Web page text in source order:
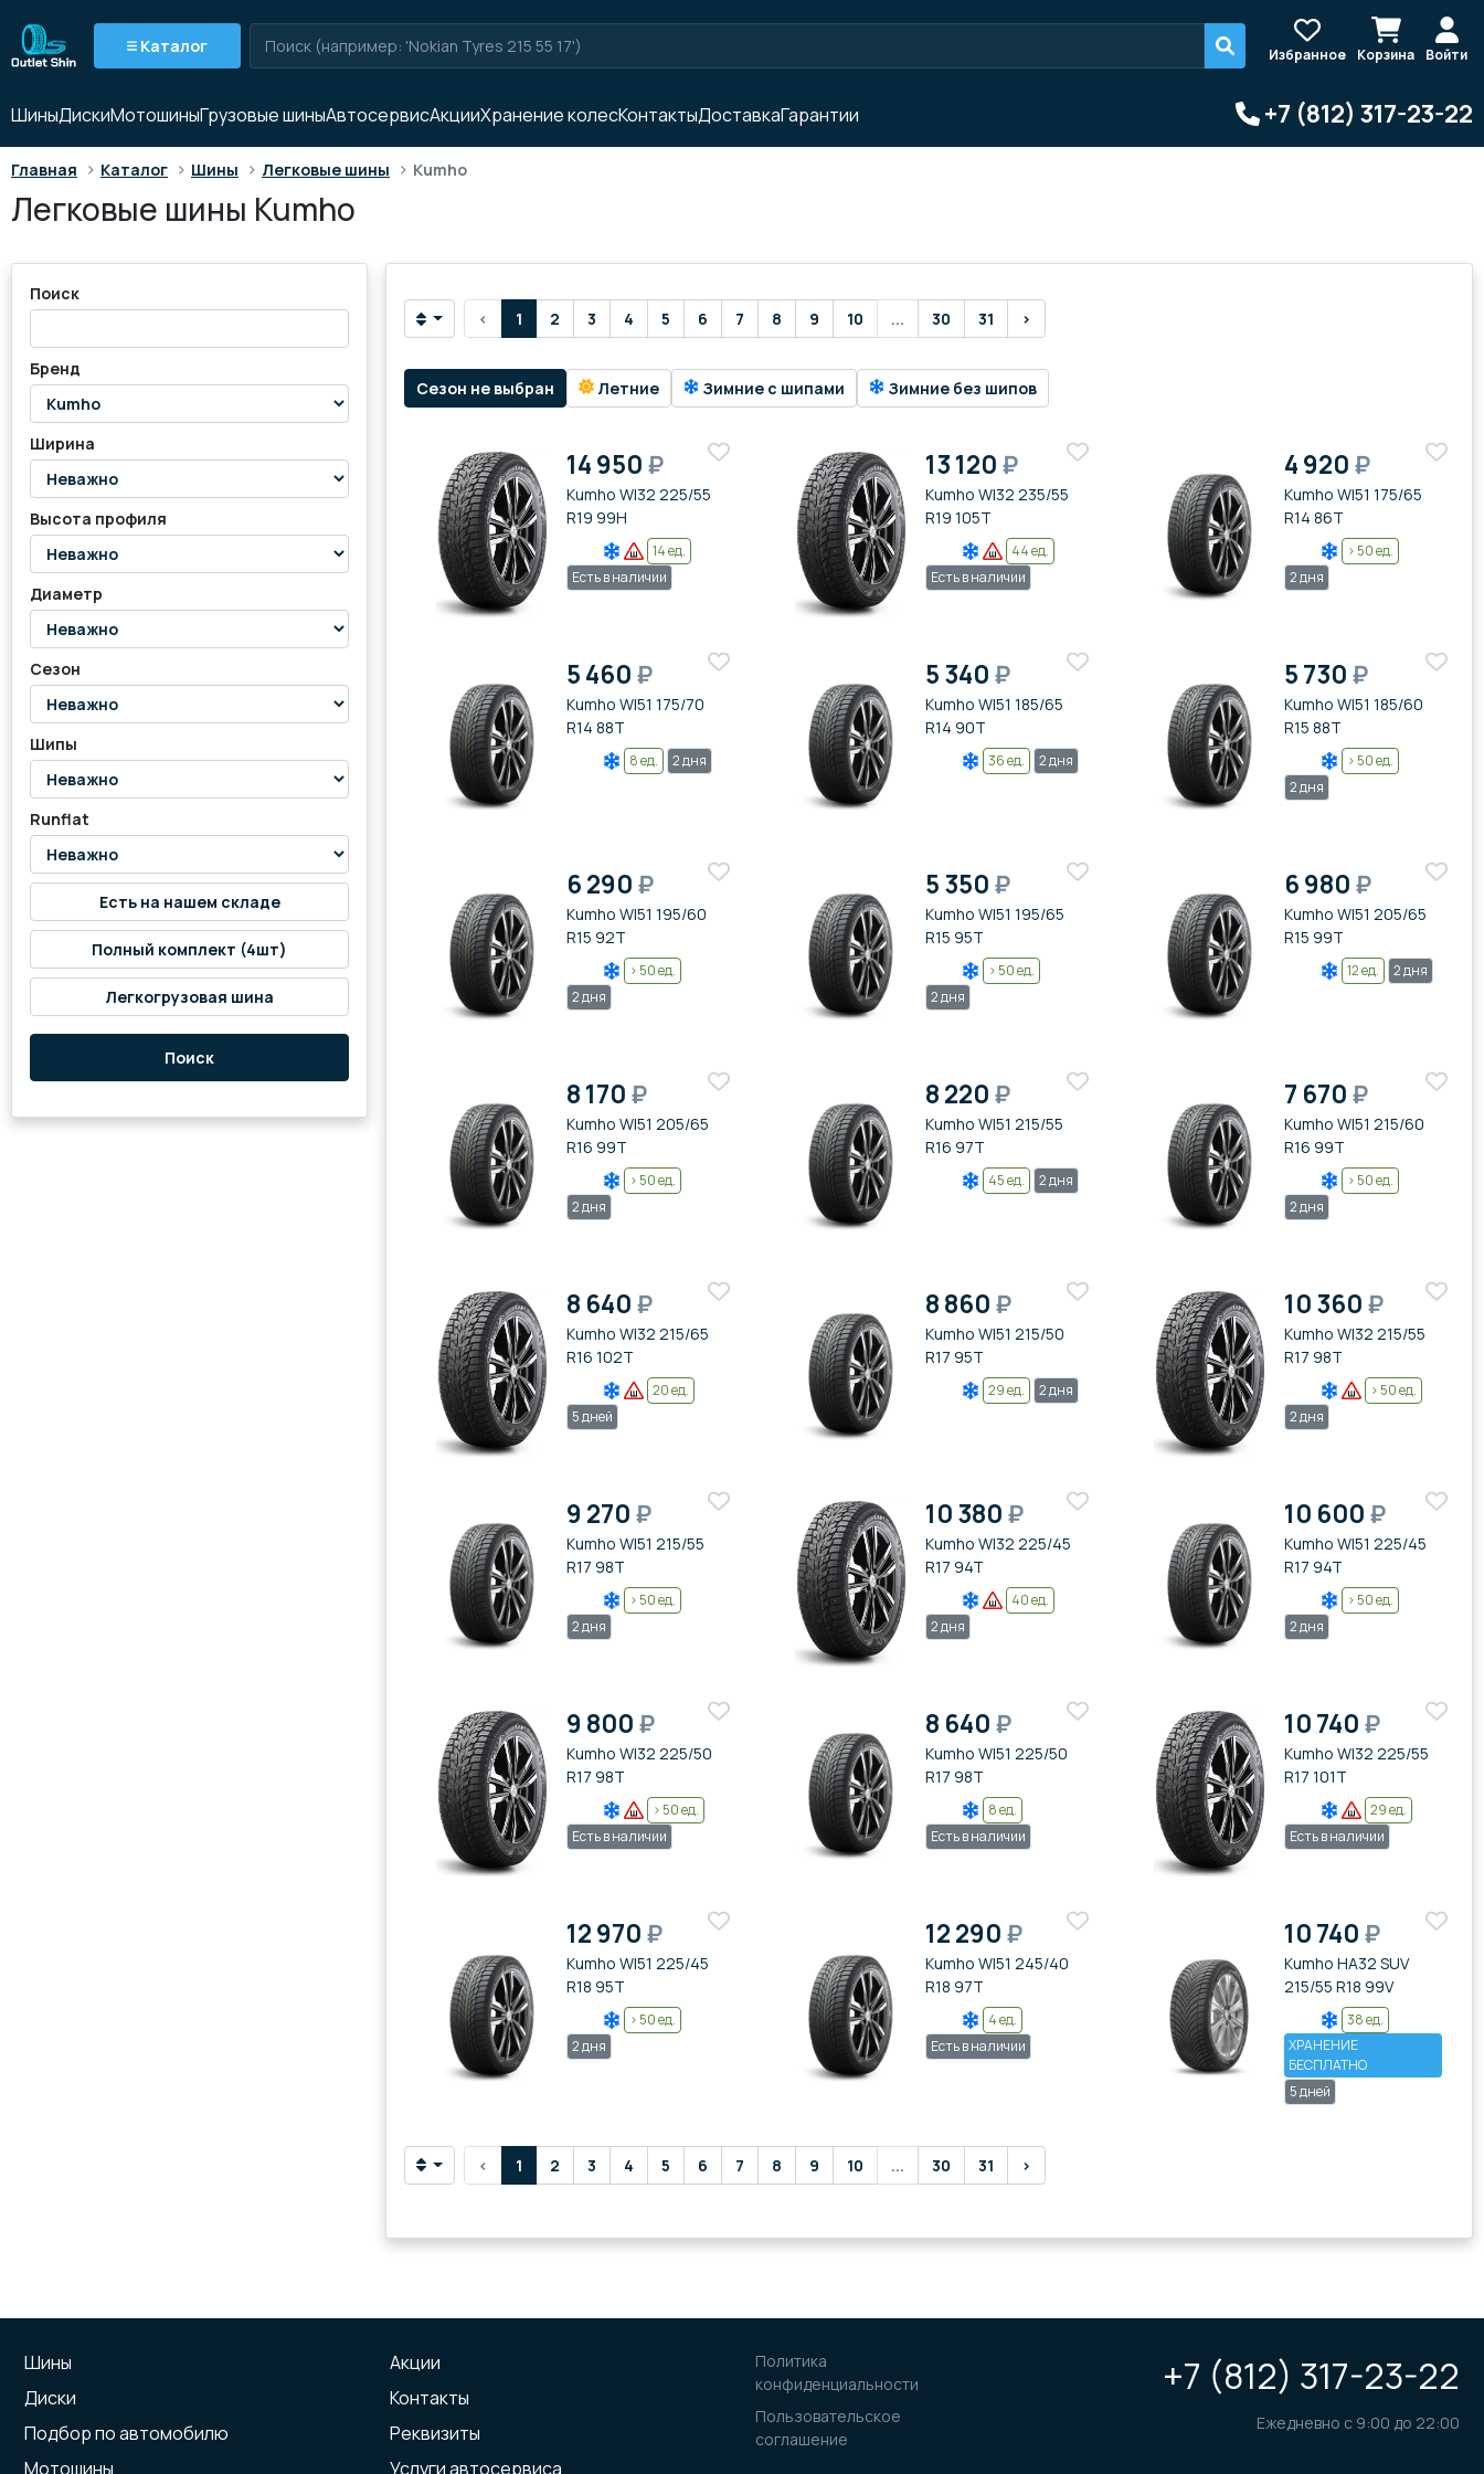
Каталог Избранное Корзина Войти
ШиныДискиМотошиныГрузовые шиныАвтосервисАкцииХранение колесКонтактыДоставкаГарантии +7 (812) 317-23-22
Главная > Каталог > Шины > Легковые шины > Kumho
Легковые шины Kumho
Поиск
Бренд
Ширина
Высота профиля
Диаметр
Сезон
Шипы
Runflat
Есть на нашем складе
Полный комплект (4шт)
Легкогрузовая шина
Поиск
‹ 1 2 3 4 5 6 7 8 9 10 ... 30 31 ›
Сезон не выбран Летние Зимние с шипами Зимние без шипов
14 950₽
Kumho WI32 225/55
R19 99H
14 ед.
Есть в наличии
13 120₽
Kumho WI32 235/55
R19 105T
44 ед.
Есть в наличии
4 920₽
Kumho WI51 175/65
R14 86T
> 50 ед.
2 дня
5 460₽
Kumho WI51 175/70
R14 88T
8 ед. 2 дня
5 340₽
Kumho WI51 185/65
R14 90T
36 ед. 2 дня
5 730₽
Kumho WI51 185/60
R15 88T
> 50 ед.
2 дня
6 290₽
Kumho WI51 195/60
R15 92T
> 50 ед.
2 дня
5 350₽
Kumho WI51 195/65
R15 95T
> 50 ед.
2 дня
6 980₽
Kumho WI51 205/65
R15 99T
12 ед. 2 дня
8 170₽
Kumho WI51 205/65
R16 99T
> 50 ед.
2 дня
8 220₽
Kumho WI51 215/55
R16 97T
45 ед. 2 дня
7 670₽
Kumho WI51 215/60
R16 99T
> 50 ед.
2 дня
8 640₽
Kumho WI32 215/65
R16 102T
20 ед.
5 дней
8 860₽
Kumho WI51 215/50
R17 95T
29 ед. 2 дня
10 360₽
Kumho WI32 215/55
R17 98T
> 50 ед.
2 дня
9 270₽
Kumho WI51 215/55
R17 98T
> 50 ед.
2 дня
10 380₽
Kumho WI32 225/45
R17 94T
40 ед.
2 дня
10 600₽
Kumho WI51 225/45
R17 94T
> 50 ед.
2 дня
9 800₽
Kumho WI32 225/50
R17 98T
> 50 ед.
Есть в наличии
8 640₽
Kumho WI51 225/50
R17 98T
8 ед.
Есть в наличии
10 740₽
Kumho WI32 225/55
R17 101T
29 ед.
Есть в наличии
12 970₽
Kumho WI51 225/45
R18 95T
> 50 ед.
2 дня
12 290₽
Kumho WI51 245/40
R18 97T
4 ед.
Есть в наличии
10 740₽
Kumho HA32 SUV
215/55 R18 99V
38 ед.
ХРАНЕНИЕ
БЕСПЛАТНО
5 дней
‹ 1 2 3 4 5 6 7 8 9 10 ... 30 31 ›
Шины
Диски
Подбор по автомобилю
Мотошины
Акции
Контакты
Реквизиты
Услуги автосервиса
Политика
конфиденциальности
Пользовательское
соглашение
+7 (812) 317-23-22
Ежедневно с 9:00 до 22:00